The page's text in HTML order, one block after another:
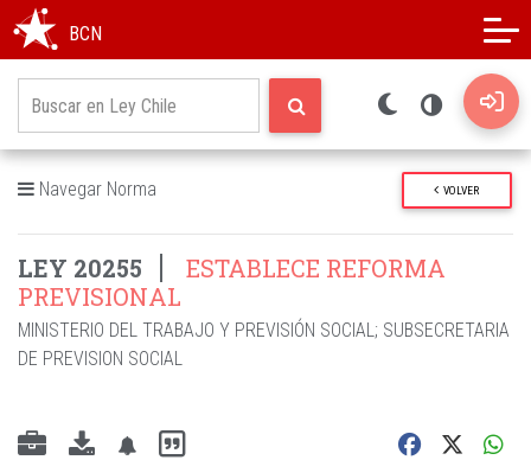
BCN
Navegar Norma VOLVER
LEY 20255
ESTABLECE REFORMA
PREVISIONAL
MINISTERIO DEL TRABAJO Y PREVISIÓN SOCIAL; SUBSECRETARIA
DE PREVISION SOCIAL